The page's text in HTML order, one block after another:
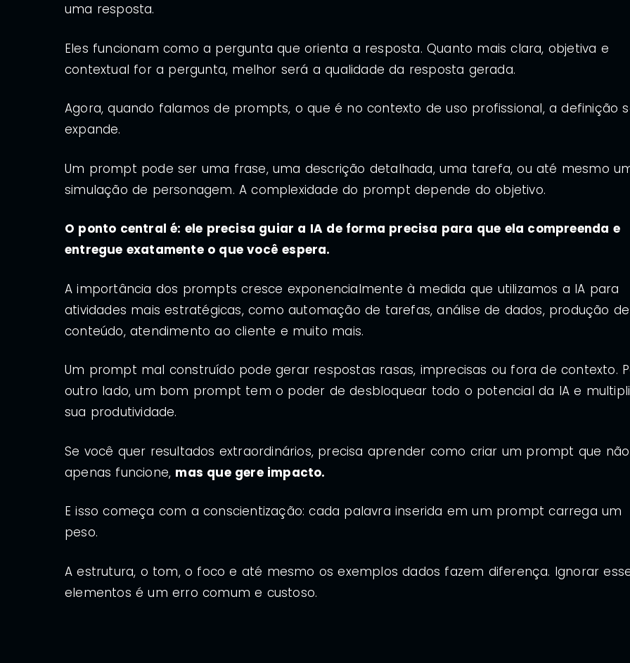
uma resposta.
Eles funcionam como a pergunta que orienta a resposta. Quanto mais clara, objetiva e
contextual for a pergunta, melhor será a qualidade da resposta gerada.
Agora, quando falamos de prompts, o que é no contexto de uso profissional, a definição
expande.
Um prompt pode ser uma frase, uma descrição detalhada, uma tarefa, ou até mesmo
simulação de personagem. A complexidade do prompt depende do objetivo.
O ponto central é: ele precisa guiar a IA de forma precisa para que ela compreenda e
entregue exatamente o que você espera.
A importância dos prompts cresce exponencialmente à medida que utilizamos a IA para
atividades mais estratégicas, como automação de tarefas, análise de dados, produção de
conteúdo, atendimento ao cliente e muito mais.
Um prompt mal construído pode gerar respostas rasas, imprecisas ou fora de contexto.
outro lado, um bom prompt tem o poder de desbloquear todo o potencial da IA e
sua produtividade.
Se você quer resultados extraordinários, precisa aprender como criar um prompt que não
apenas funcione, mas que gere impacto.
E isso começa com a conscientização: cada palavra inserida em um prompt carrega um
peso.
A estrutura, o tom, o foco e até mesmo os exemplos dados fazem diferença. Ignorar
elementos é um erro comum e custoso.